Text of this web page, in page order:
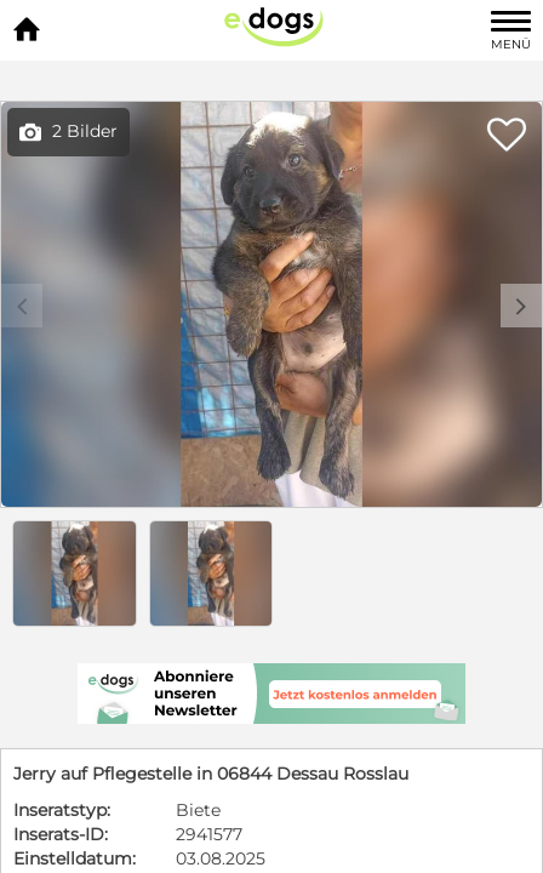

MENÜ
 2 Bilder 
c d
Jerry auf Pflegestelle in 06844 Dessau Rosslau
Inseratstyp:
Biete
Inserats-ID:
2941577
Einstelldatum:
03.08.2025